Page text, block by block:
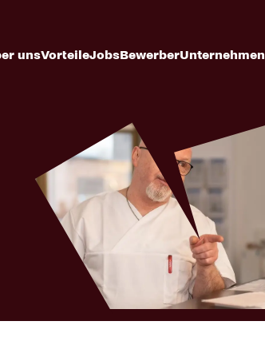
unsVorteileJobsBewerberUnternehmen